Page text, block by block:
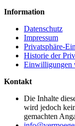
Information
Datenschutz
Impressum
Privatsphäre-
Historie der
Einwilligungen
Kontakt
Die Inhalte
wird jedoch
gemachten